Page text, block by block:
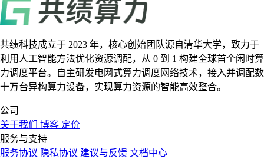
共绩科技成立于 2023 年，核心创始团队源自清华大学，致力于
利用人工智能方法优化资源调配，从 0 到 1 构建全球首个闲时算
力调度平台。自主研发电网式算力调度网络技术，接入并调配数
十万台异构算力设备，实现算力资源的智能高效整合。
公司
关于我们 博客 定价
服务与支持
服务协议 隐私协议 建议与反馈 文档中心